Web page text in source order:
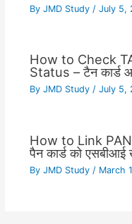
By JMD Study / July 5,
How to Check
Status – टैन कार्ड
By JMD Study / July 5,
How to Link
पैन कार्ड को
By JMD Study / March